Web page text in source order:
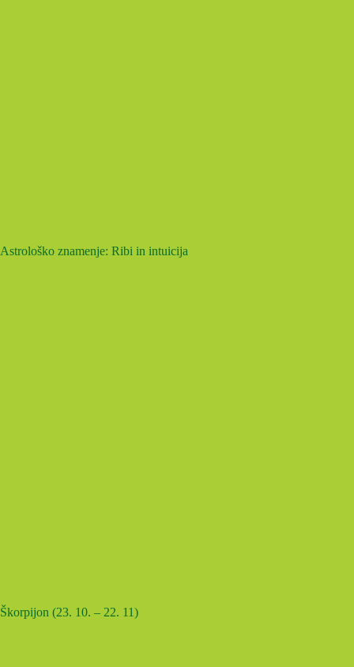
Astrološko znamenje: Ribi in intuicija
Škorpijon (23. 10. – 22. 11)